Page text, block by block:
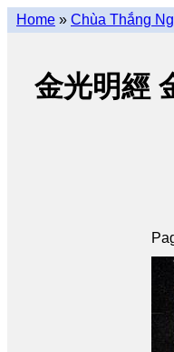
Home » Chùa Thắng
金光明經